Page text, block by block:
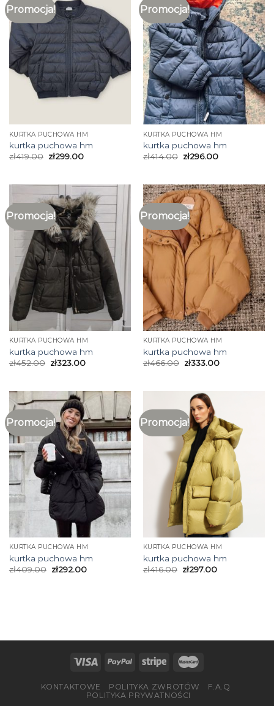
Promocja!
KURTKA PUCHOWA HM
kurtka puchowa hm
zł419.00 zł299.00
Promocja!
KURTKA PUCHOWA HM
kurtka puchowa hm
zł414.00 zł296.00
Promocja!
KURTKA PUCHOWA HM
kurtka puchowa hm
zł452.00 zł323.00
Promocja!
KURTKA PUCHOWA HM
kurtka puchowa hm
zł466.00 zł333.00
Promocja!
KURTKA PUCHOWA HM
kurtka puchowa hm
zł409.00 zł292.00
Promocja!
KURTKA PUCHOWA HM
kurtka puchowa hm
zł416.00 zł297.00
KONTAKTOWE POLITYKA ZWROTÓW
F.A.Q
POLITYKA PRYWATNOŚCI